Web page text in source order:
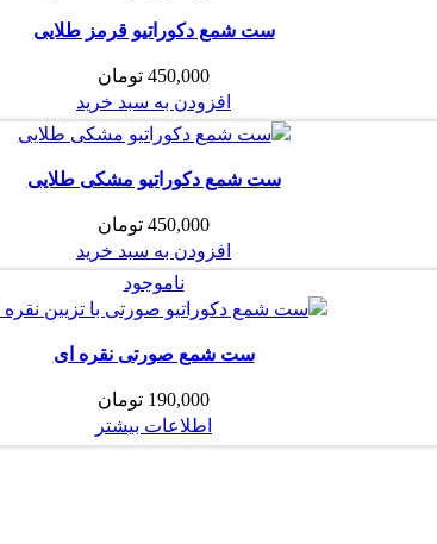
ست شمع دکوراتیو قرمز طلایی
450,000 تومان
افزودن به سبد خرید
ست شمع دکوراتیو مشکی طلایی
450,000 تومان
افزودن به سبد خرید
ناموجود
ست شمع صورتی نقره ای
190,000 تومان
اطلاعات بیشتر